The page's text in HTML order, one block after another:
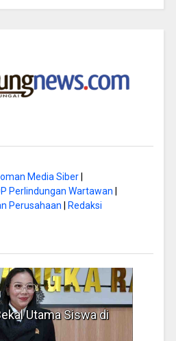
Media Siber|
Perlindungan Wartawan
Perusahaan
Redaksi
Utama Siswa di